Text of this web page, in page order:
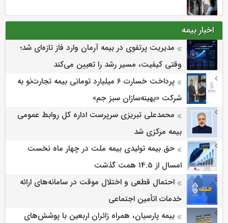
اخبار بیمه
مدیریت پرتفوی در بیمه آرمان وارد فاز تازه‌ای شد؛
وقتی کیفیت، مسیر رشد را تعیین می‌کند
پرداخت خسارت ۶ میلیارد تومانی بیمه تجارت‌نو به
شرکت «بهینه‌سازان سبز جم»
محمدعلی تبریزی سرپرست اداره كل روابط عمومی
بیمه مركزی شد
حق بیمه تولیدی بیمه ملت در چهار ماه نخست
امسال از 14.5 همت گذشت
احتمال قطعی و اختلال موقت در سامانه‌های ارائه
خدمات اتأمین اجتماعی
بیمه پارسیان، همراه زائران اربعین با پوشش‌های